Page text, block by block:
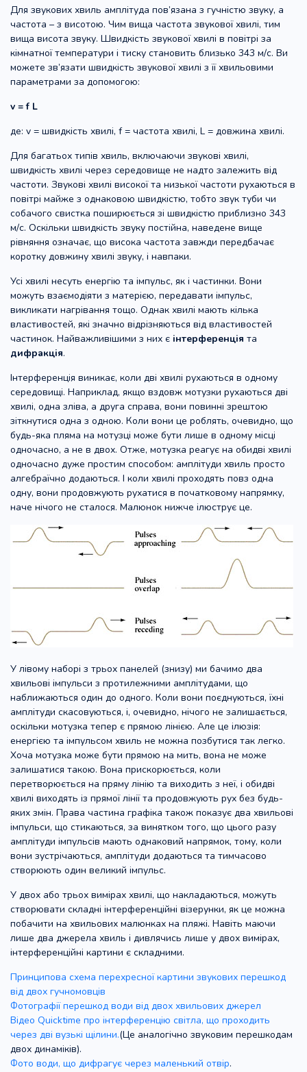
Для звукових хвиль амплітуда пов’язана з гучністю звуку, а
частота – з висотою. Чим вища частота звукової хвилі, тим
вища висота звуку. Швидкість звукової хвилі в повітрі за
кімнатної температури і тиску становить близько 343 м/с. Ви
можете зв’язати швидкість звукової хвилі з її хвильовими
параметрами за допомогою:
v = f L
де: v = швидкість хвилі, f = частота хвилі, L = довжина хвилі.
Для багатьох типів хвиль, включаючи звукові хвилі,
швидкість хвилі через середовище не надто залежить від
частоти. Звукові хвилі високої та низької частоти рухаються в
повітрі майже з однаковою швидкістю, тобто звук туби чи
собачого свистка поширюється зі швидкістю приблизно 343
м/с. Оскільки швидкість звуку постійна, наведене вище
рівняння означає, що висока частота завжди передбачає
коротку довжину хвилі звуку, і навпаки.
Усі хвилі несуть енергію та імпульс, як і частинки. Вони
можуть взаємодіяти з матерією, передавати імпульс,
викликати нагрівання тощо. Однак хвилі мають кілька
властивостей, які значно відрізняються від властивостей
частинок. Найважливішими з них є інтерференція та
дифракція.
Інтерференція виникає, коли дві хвилі рухаються в одному
середовищі. Наприклад, якщо вздовж мотузки рухаються дві
хвилі, одна зліва, а друга справа, вони повинні зрештою
зіткнутися одна з одною. Коли вони це роблять, очевидно, що
будь-яка пляма на мотузці може бути лише в одному місці
одночасно, а не в двох. Отже, мотузка реагує на обидві хвилі
одночасно дуже простим способом: амплітуди хвиль просто
алгебраїчно додаються. І коли хвилі проходять повз одна
одну, вони продовжують рухатися в початковому напрямку,
наче нічого не сталося. Малюнок нижче ілюструє це.
У лівому наборі з трьох панелей (знизу) ми бачимо два
хвильові імпульси з протилежними амплітудами, що
наближаються один до одного. Коли вони поєднуються, їхні
амплітуди скасовуються, і, очевидно, нічого не залишається,
оскільки мотузка тепер є прямою лінією. Але це ілюзія:
енергією та імпульсом хвиль не можна позбутися так легко.
Хоча мотузка може бути прямою на мить, вона не може
залишатися такою. Вона прискорюється, коли
перетворюється на пряму лінію та виходить з неї, і обидві
хвилі виходять із прямої лінії та продовжують рух без будь-
яких змін. Права частина графіка також показує два хвильові
імпульси, що стикаються, за винятком того, що цього разу
амплітуди імпульсів мають однаковий напрямок, тому, коли
вони зустрічаються, амплітуди додаються та тимчасово
створюють один великий імпульс.
У двох або трьох вимірах хвилі, що накладаються, можуть
створювати складні інтерференційні візерунки, як це можна
побачити на хвильових малюнках на пляжі. Навіть маючи
лише два джерела хвиль і дивлячись лише у двох вимірах,
інтерференційні картини є складними.
Принципова схема перехресної картини звукових перешкод
від двох гучномовців
Фотографії перешкод води від двох хвильових джерел
Відео Quicktime про інтерференцію світла, що проходить
через дві вузькі щілини.(Це аналогічно звуковим перешкодам
двох динаміків).
Фото води, що дифрагує через маленький отвір.